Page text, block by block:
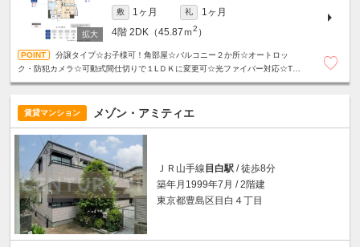
敷 1ヶ月 礼
1ヶ月
4階 2DK（45.87ｍ2 ）
分譲タイプ☆お子様可！角部屋☆バルコニー２か所☆オートロッ
ク・防犯カメラ☆可動式間仕切りで１LＤＫに変更可☆光ファイバー対応☆TV
賃貸マンション メゾン・アミティエ
ＪＲ山手線目白駅 / 徒歩8分
築年月1999年7月 / 2階建
東京都豊島区目白４丁目